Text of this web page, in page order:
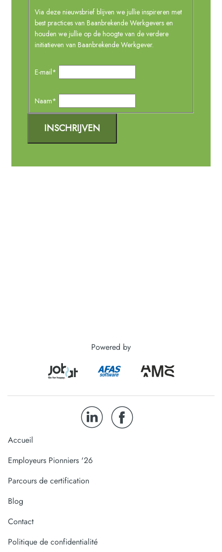
Powered by
Accueil
Employeurs Pionniers '26
Parcours de certification
Blog
Contact
Politique de confidentialité